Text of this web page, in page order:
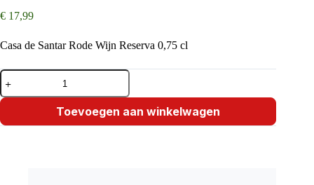
€ 17,99
Casa de Santar Rode Wijn Reserva 0,75 cl
Casa
de
Santar
Wijn
Toevoegen aan winkelwagen